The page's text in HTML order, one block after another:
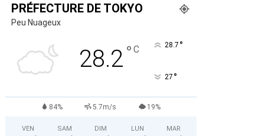
PRÉFECTURE DE TOKYO
Peu Nuageux
28.2 ° C 28.7 °
27 °
84% 5.7m/s 19%
VEN SAM DIM LUN MAR